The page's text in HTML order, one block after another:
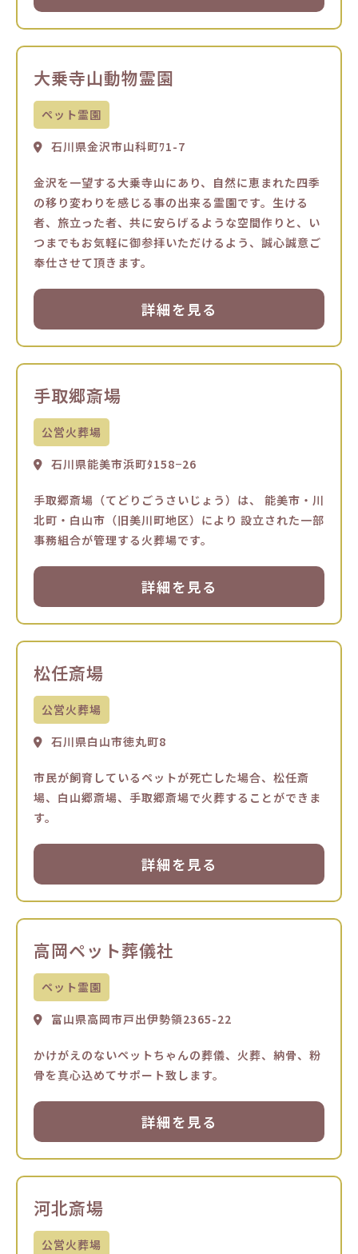
大乗寺山動物霊園
ペット霊園
石川県金沢市山科町ﾜ1-7
金沢を一望する大乗寺山にあり、自然に恵まれた四季
の移り変わりを感じる事の出来る霊園です。生ける
者、旅立った者、共に安らげるような空間作りと、い
つまでもお気軽に御参拝いただけるよう、誠心誠意ご
奉仕させて頂きます。
詳細を見る
手取郷斎場
公営火葬場
石川県能美市浜町ﾀ158−26
手取郷斎場（てどりごうさいじょう）は、 能美市・川
北町・白山市（旧美川町地区）により 設立された一部
事務組合が管理する火葬場です。
詳細を見る
松任斎場
公営火葬場
石川県白山市徳丸町8
市民が飼育しているペットが死亡した場合、松任斎
場、白山郷斎場、手取郷斎場で火葬することができま
す。
詳細を見る
高岡ペット葬儀社
ペット霊園
富山県高岡市戸出伊勢領2365-22
かけがえのないペットちゃんの葬儀、火葬、納骨、粉
骨を真心込めてサポート致します。
詳細を見る
河北斎場
公営火葬場